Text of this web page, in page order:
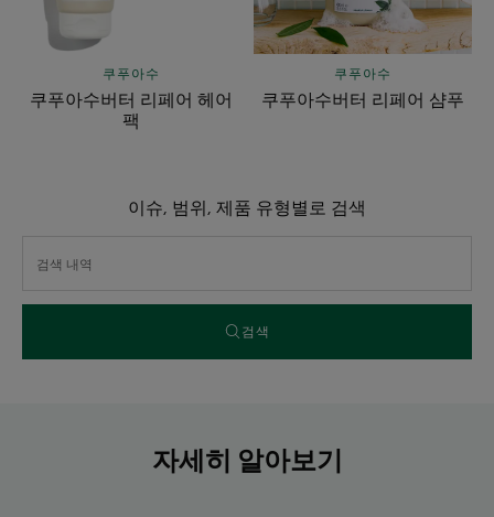
헤
어
쿠푸아수
쿠푸아수버터 리페어 헤어
팩
리
페
어
샴
푸
쿠푸아수
쿠푸아수버터 리페어 샴푸
이슈, 범위, 제품 유형별로 검색
검색
자세히 알아보기